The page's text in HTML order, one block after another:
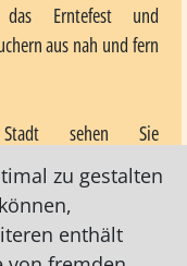
Erntefest und
aus nah und fern
sehen Sie
zu gestalten
enthält